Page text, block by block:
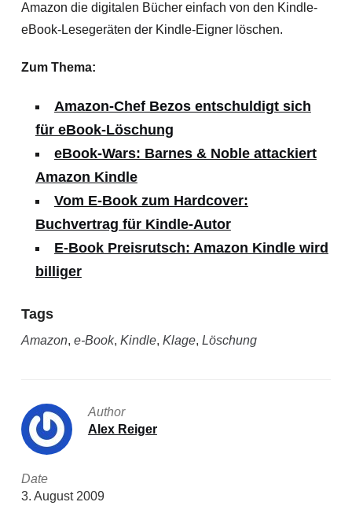
Amazon die digitalen Bücher einfach von den Kindle-
eBook-Lesegeräten der Kindle-Eigner löschen.
Zum Thema:
Amazon-Chef Bezos entschuldigt sich
für eBook-Löschung
eBook-Wars: Barnes & Noble attackiert
Amazon Kindle
Vom E-Book zum Hardcover:
Buchvertrag für Kindle-Autor
E-Book Preisrutsch: Amazon Kindle wird
billiger
Tags
Amazon, e-Book, Kindle, Klage, Löschung
Author
Alex Reiger
Date
3. August 2009